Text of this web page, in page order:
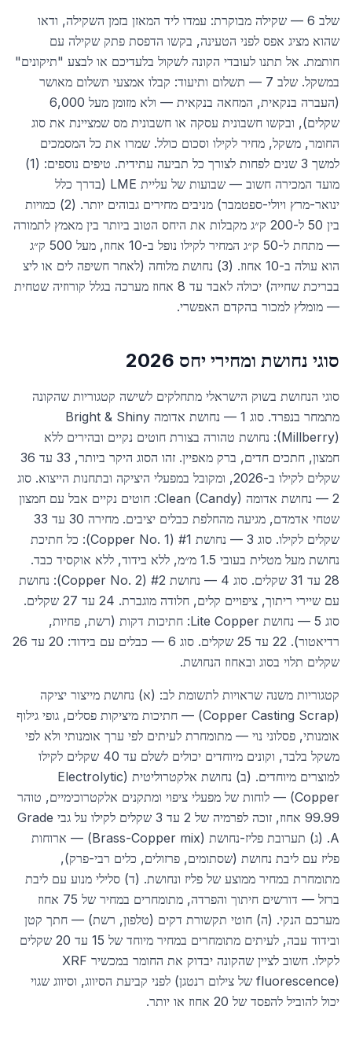
שלב 6 — שקילה מבוקרת: עמדו ליד המאזן בזמן השקילה, ודאו
שהוא מציג אפס לפני הטעינה, בקשו הדפסת פתק שקילה עם
חותמת. אל תתנו לעובדי הקונה לשקול בלעדיכם או לבצע "תיקונים"
במשקל. שלב 7 — תשלום ותיעוד: קבלו אמצעי תשלום מאושר
(העברה בנקאית, המחאה בנקאית — ולא מזומן מעל 6,000
שקלים), ובקשו חשבונית עסקה או חשבונית מס שמציינת את סוג
החומר, משקל, מחיר לקילו וסכום כולל. שמרו את כל המסמכים
למשך 3 שנים לפחות לצורך כל תביעה עתידית. טיפים נוספים: (1)
מועד המכירה חשוב — שבועות של עליית LME (בדרך כלל
ינואר-מרץ ויולי-ספטמבר) מניבים מחירים גבוהים יותר. (2) כמויות
בין 50 ל-200 ק״ג מקבלות את היחס הטוב ביותר בין מאמץ לתמורה
— מתחת ל-50 ק״ג המחיר לקילו נופל ב-10 אחוז, מעל 500 ק״ג
הוא עולה ב-10 אחוז. (3) נחושת מלוחה (לאחר חשיפה לים או ליצ
בבריכת שחייה) יכולה לאבד עד 8 אחוז מערכה בגלל קורוזיה שטחית
— מומלץ למכור בהקדם האפשרי.
סוגי נחושת ומחירי יחס 2026
סוגי הנחושת בשוק הישראלי מתחלקים לשישה קטגוריות שהקונה
מתמחר בנפרד. סוג 1 — נחושת אדומה Bright & Shiny
(Millberry): נחושת טהורה בצורת חוטים נקיים ובהירים ללא
חמצון, חתכים חדים, ברק מאפיין. זהו הסוג היקר ביותר, 33 עד 36
שקלים לקילו ב-2026, ומקובל במפעלי היציקה ובתחנות הייצוא. סוג
2 — נחושת אדומה Clean (Candy): חוטים נקיים אבל עם חמצון
שטחי אדמדם, מגיעה מהחלפת כבלים יציבים. מחירה 30 עד 33
שקלים לקילו. סוג 3 — נחושת #1 (Copper No. 1): כל חתיכת
נחושת מעל מטלית בעובי 1.5 מ״מ, ללא בידוד, ללא אוקסיד כבד.
28 עד 31 שקלים. סוג 4 — נחושת #2 (Copper No. 2): נחושת
עם שיירי ריתוך, ציפויים קלים, חלודה מוגברת. 24 עד 27 שקלים.
סוג 5 — נחושת Lite Copper: חתיכות דקות (רשת, פחיות,
רדיאטור). 22 עד 25 שקלים. סוג 6 — כבלים עם בידוד: 20 עד 26
שקלים תלוי בסוג ובאחוז הנחושת.
קטגוריות משנה שראויות לתשומת לב: (א) נחושת מייצור יציקה
(Copper Casting Scrap) — חתיכות מיציקות פסלים, גופי גילוף
אומנותי, פסלוני נוי — מתומחרת לעיתים לפי ערך אומנותי ולא לפי
משקל בלבד, וקונים מיוחדים יכולים לשלם עד 40 שקלים לקילו
למוצרים מיוחדים. (ב) נחושת אלקטרוליטית (Electrolytic
Copper) — לוחות של מפעלי ציפוי ומתקנים אלקטרוכימיים, טוהר
99.99 אחוז, זוכה לפרמיה של 2 עד 3 שקלים לקילו על גבי Grade
A. (ג) תערובת פליז-נחושת (Brass-Copper mix) — ארוחות
פליז עם ליבת נחושת (שסתומים, פרזולים, כלים רבי-פרק),
מתומחרת במחיר ממוצע של פליז ונחושת. (ד) סלילי מנוע עם ליבת
ברזל — דורשים חיתוך והפרדה, מתומחרים במחיר של 75 אחוז
מערכם הנקי. (ה) חוטי תקשורת דקים (טלפון, רשת) — חתך קטן
ובידוד עבה, לעיתים מתומחרים במחיר מיוחד של 15 עד 20 שקלים
לקילו. חשוב לציין שהקונה יבדוק את החומר במכשיר XRF
(fluorescence של צילום רנטגן) לפני קביעת הסיווג, וסיווג שגוי
יכול להוביל להפסד של 20 אחוז או יותר.